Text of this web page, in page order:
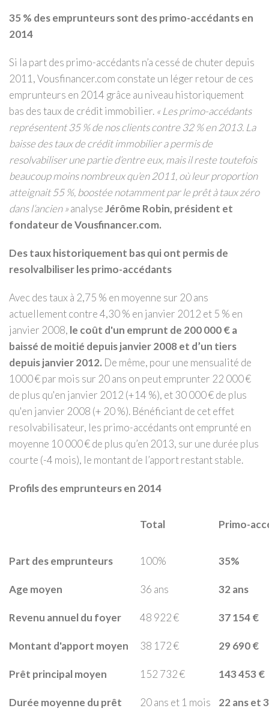
35 % des emprunteurs sont des primo-accédants en
2014
Si la part des primo-accédants n’a cessé de chuter depuis
2011, Vousfinancer.com constate un léger retour de ces
emprunteurs en 2014 grâce au niveau historiquement
bas des taux de crédit immobilier. « Les primo-accédants
représentent 35 % de nos clients contre 32 % en 2013. La
baisse des taux de crédit immobilier a permis de
resolvabiliser une partie d’entre eux, mais il reste toutefois
beaucoup moins nombreux qu’en 2011, où leur proportion
atteignait 55 %, boostée notamment par le prêt à taux zéro
dans l’ancien »analyseJérôme Robin, président et
fondateur de Vousfinancer.com.
Des taux historiquement bas qui ont permis de
resolvalbiliser les primo-accédants
Avec des taux à 2,75 % en moyenne sur 20 ans
actuellement contre 4,30 % en janvier 2012 et 5 % en
janvier 2008, le coût d'un emprunt de 200 000 € a
baissé de moitié depuis janvier 2008 et d’un tiers
depuis janvier 2012. De même, pour une mensualité de
1000 € par mois sur 20 ans on peut emprunter 22 000 €
de plus qu'en janvier 2012 (+14 %), et 30 000 € de plus
qu'en janvier 2008 (+ 20 %). Bénéficiant de cet effet
resolvabilisateur, les primo-accédants ont emprunté en
moyenne 10 000 € de plus qu’en 2013, sur une durée plus
courte (-4 mois), le montant de l’apport restant stable.
Profils des emprunteurs en 2014
Total Primo-
Part des emprunteurs 100% 35%
Age moyen 36 ans 32 ans
Revenu annuel du foyer 48 922 € 37 154 €
Montant d'apport moyen 38 172 € 29 690 €
Prêt principal moyen 152 732 € 143 453 €
Durée moyenne du prêt 20 ans et 1 mois 22 ans et